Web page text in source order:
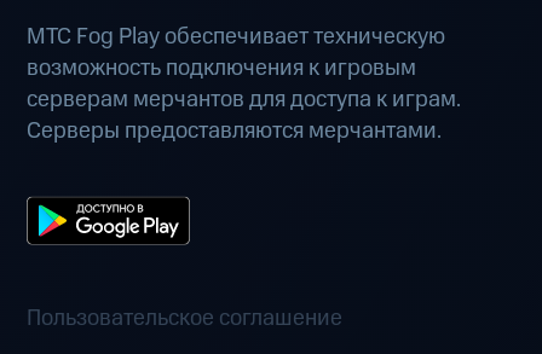
МТС Fog Play обеспечивает техническую
возможность подключения к игровым
серверам мерчантов для доступа к играм.
Серверы предоставляются мерчантами.
Пользовательское соглашение